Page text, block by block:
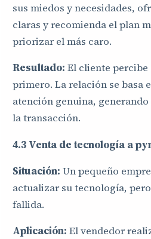
sus miedos y necesidades,
claras y recomienda el plan
priorizar el más caro.
Resultado: El cliente percibe
primero. La relación se basa
atención genuina,
la transacción.
4.3 Venta de tecnología a
Situación: Un pequeño
actualizar su tecnología,
fallida.
Aplicación: El vendedor